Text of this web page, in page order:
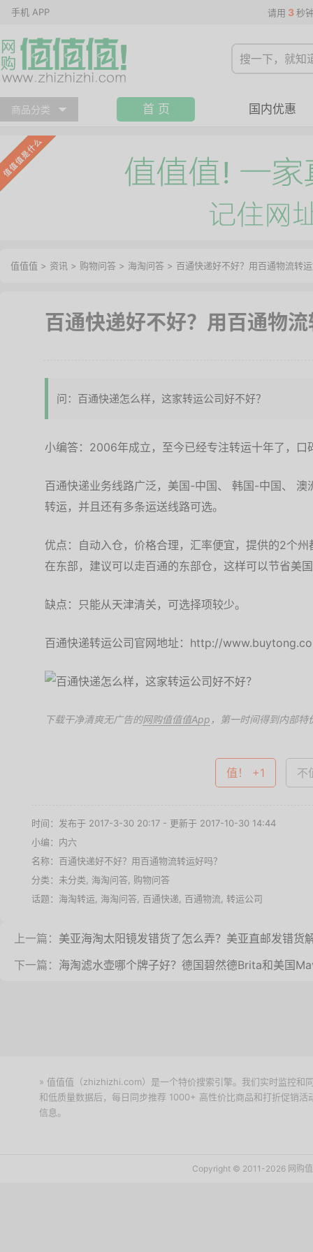
手机 APP 请用 3 秒
商品分类 首 页 国内优惠
值值值 > 资讯 > 购物问答 > 海淘问答 > 百通快递好不好？用百通物流转
百通快递好不好？用百通物
问：百通快递怎么样，这家转运公司好不好？
小编答：2006年成立，至今已经专注转运十年了，
百通快递业务线路广泛，美国-中国、 韩国-中国、
转运，并且还有多条运送线路可选。
优点：自动入仓，价格合理，汇率便宜，提供的2个
在东部，建议可以走百通的东部仓，这样可以节省美
缺点：只能从天津清关，可选择项较少。
百通快递转运公司官网地址：http://
下载干净清爽无广告的网购值值值App ，第一时间得到内部特
值！ +1 不
时间：发布于 2017-3-30 20:17 - 更新于 2017-10-30 14:44
小编：内六
名称： 百通快递好不好？用百通物流转运好吗？
分类：未分类, 海淘问答 购物问答
话题： 海淘转运 海淘问答 百通快递 百通物流 转运公司
上一篇： 美亚海淘太阳镜发错货了怎么弄？美亚直邮发错货
下一篇： 海淘滤水壶哪个牌子好？德国碧然德Brita和美国
» 值值值（zhizhizhi.com）是一个特价搜索引擎。我们实时监控和
和低质量数据后，每日同步推荐 1000+ 高性价比商品和打折促销
信息。
Copyright © 2011-2026 网购